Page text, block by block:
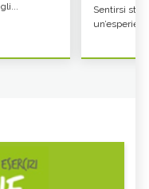
Sentirsi